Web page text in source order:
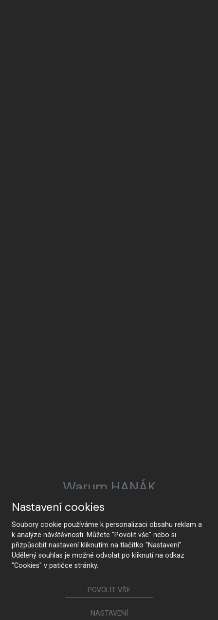
Warum HANÁK
HANÁK Interior Concept
Tradition und
Handwerkskunst
Vom Entwurf bis zur
Modernste Technologie
Nastavení cookies
Soubory cookie používáme k personalizaci obsahu reklam a
k analýze návštěvnosti. Můžete "Povolit vše" nebo si
přizpůsobit nastavení kliknutím na tlačítko "Nastavení".
Udělený souhlas je možné odvolat po kliknutí na odkaz
"Cookies" v patičce stránky.
POVOLIT VŠE
NASTAVENÍ